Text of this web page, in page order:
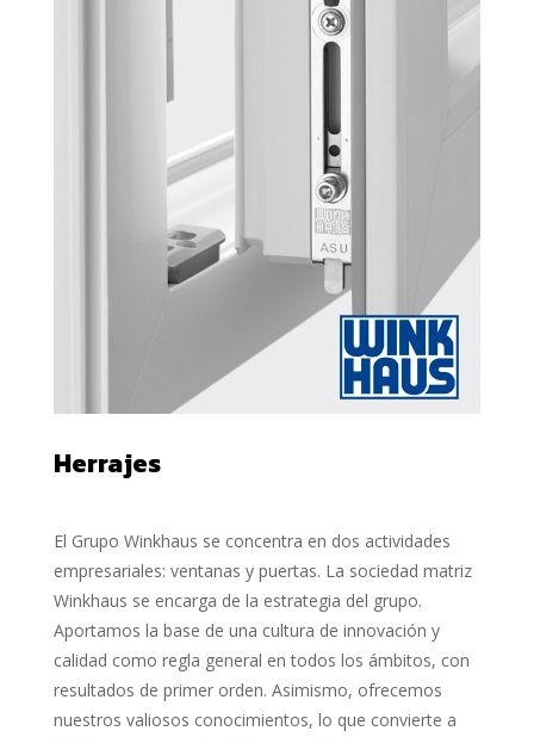
Herrajes
El Grupo Winkhaus se concentra en dos actividades
empresariales: ventanas y puertas. La sociedad matriz
Winkhaus se encarga de la estrategia del grupo.
Aportamos la base de una cultura de innovación y
calidad como regla general en todos los ámbitos, con
resultados de primer orden. Asimismo, ofrecemos
nuestros valiosos conocimientos, lo que convierte a